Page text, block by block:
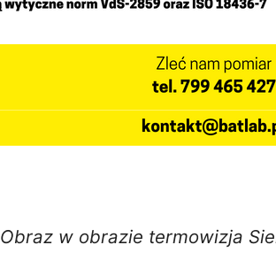
Obraz w obrazie termowizja